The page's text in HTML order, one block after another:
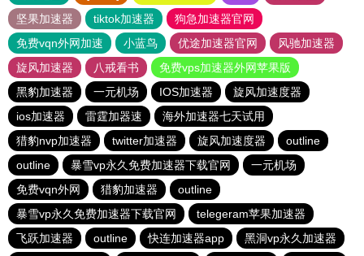
坚果加速器
tiktok加速器
狗急加速器官网
免费vqn外网加速
小蓝鸟 优途加速器官网
风驰加速器
旋风加速器
八戒看书
免费vps加速器外网苹果版
黑豹加速器
一元机场 IOS加速器
旋风加速度器
ios加速器
雷霆加器速
海外加速器七天试用
猎豹nvp加速器
twitter加速器 旋风加速度器
outline
outline
暴雪vp永久免费加速器下载官网
一元机场
免费vqn外网
猎豹加速器
outline
暴雪vp永久免费加速器下载官网
telegeram苹果加速器
飞跃加速器
outline 快连加速器app 黑洞vp永久加速器